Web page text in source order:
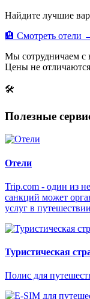
Найдите лучшие
🏨 Смотреть отели
Мы сотрудничаем с
Цены не
🛠
Полезные
Отели
Trip.com - один из
санкций может
услуг в
Туристическая
Полис для